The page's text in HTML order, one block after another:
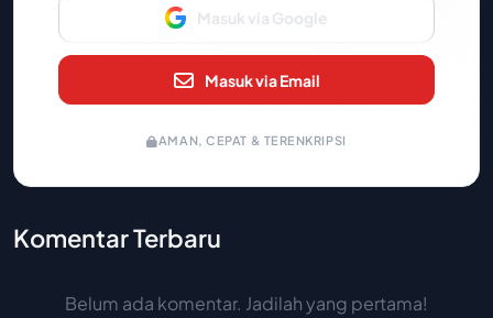
Masuk via Google
Masuk via Email
AMAN, CEPAT & TERENKRIPSI
Komentar Terbaru
Belum ada komentar. Jadilah yang pertama!